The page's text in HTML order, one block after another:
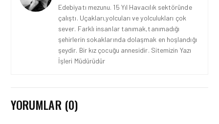
Edebiyatı mezunu. 15 Yıl Havacılık sektöründe
çalıştı. Uçakları,yolcuları ve yolculukları çok
sever. Farklı insanlar tanımak,tanımadığı
şehirlerin sokaklarında dolaşmak en hoşlandığı
şeydir. Bir kız çocuğu annesidir. Sitemizin Yazı
İşleri Müdürüdür
YORUMLAR (0)